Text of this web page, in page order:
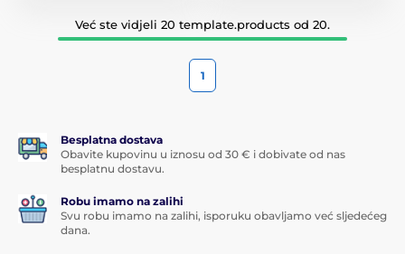
Već ste vidjeli 20 template.products od 20.
1
Besplatna dostava
Obavite kupovinu u iznosu od 30 € i dobivate od nas
besplatnu dostavu.
Robu imamo na zalihi
Svu robu imamo na zalihi, isporuku obavljamo već sljedećeg
dana.